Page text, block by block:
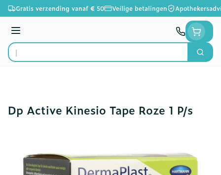
Ga naar de inhoud
Gratis verzending vanaf € 50 Veilige betalingen
Menu
Product, merk, categorie...
Zoek
Dp Active Kinesio Tape Roze 1 P/s